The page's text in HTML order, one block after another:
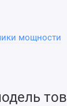
мощности